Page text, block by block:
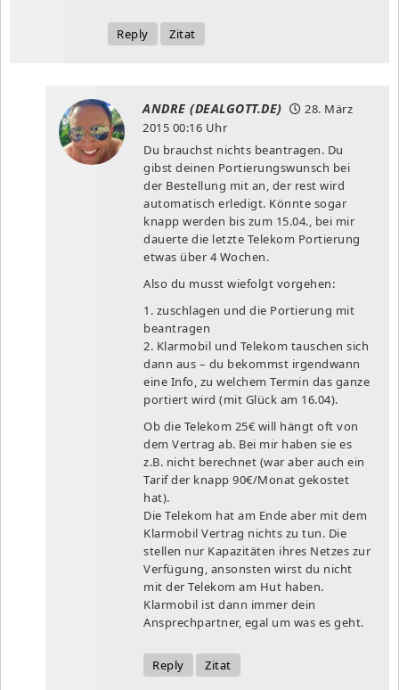
Reply Zitat
ANDRE (DEALGOTT.DE)
28. März
2015 00:16 Uhr
Du brauchst nichts beantragen. Du
gibst deinen Portierungswunsch bei
der Bestellung mit an, der rest wird
automatisch erledigt. Könnte sogar
knapp werden bis zum 15.04., bei mir
dauerte die letzte Telekom Portierung
etwas über 4 Wochen.
Also du musst wiefolgt vorgehen:
1. zuschlagen und die Portierung mit
beantragen
2. Klarmobil und Telekom tauschen sich
dann aus – du bekommst irgendwann
eine Info, zu welchem Termin das ganze
portiert wird (mit Glück am 16.04).
Ob die Telekom 25€ will hängt oft von
dem Vertrag ab. Bei mir haben sie es
z.B. nicht berechnet (war aber auch ein
Tarif der knapp 90€/Monat gekostet
hat).
Die Telekom hat am Ende aber mit dem
Klarmobil Vertrag nichts zu tun. Die
stellen nur Kapazitäten ihres Netzes zur
Verfügung, ansonsten wirst du nicht
mit der Telekom am Hut haben.
Klarmobil ist dann immer dein
Ansprechpartner, egal um was es geht.
Reply Zitat